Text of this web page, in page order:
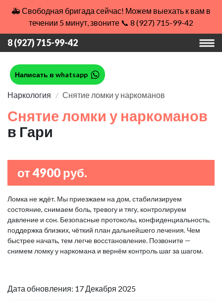
🚑 Свободная бригада сейчас! Можем выехать к вам в
течении 5 минут, звоните 📞 8 (927) 715-99-42
8 (927) 715-99-42
Написать в whatsapp
Наркология Снятие ломки у наркоманов
Снятие ломки у наркоманов
в Гари
от 4900 руб.
Ломка не ждёт. Мы приезжаем на дом, стабилизируем
состояние, снимаем боль, тревогу и тягу, контролируем
давление и сон. Безопасные протоколы, конфиденциальность,
поддержка близких, чёткий план дальнейшего лечения. Чем
быстрее начать, тем легче восстановление. Позвоните —
снимем ломку у наркомана и вернём контроль шаг за шагом.
Дата обновления: 17 Декабря 2025